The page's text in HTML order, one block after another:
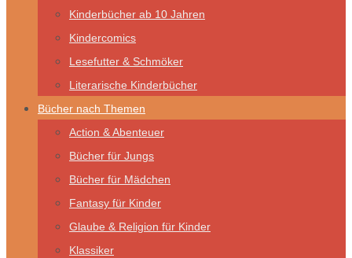
Kinderbücher ab 10 Jahren
Kindercomics
Lesefutter & Schmöker
Literarische Kinderbücher
Bücher nach Themen
Action & Abenteuer
Bücher für Jungs
Bücher für Mädchen
Fantasy für Kinder
Glaube & Religion für Kinder
Klassiker